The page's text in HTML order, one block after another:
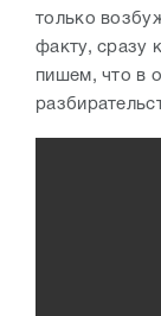
только
факту, сразу
пишем, что в